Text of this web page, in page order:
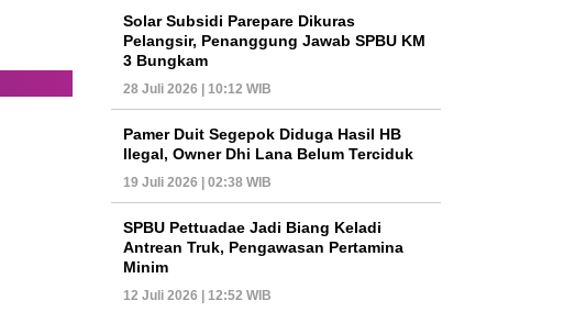
Solar Subsidi Parepare Dikuras
Pelangsir, Penanggung Jawab SPBU KM
3 Bungkam
28 Juli 2026 | 10:12 WIB
Pamer Duit Segepok Diduga Hasil HB
Ilegal, Owner Dhi Lana Belum Terciduk
19 Juli 2026 | 02:38 WIB
SPBU Pettuadae Jadi Biang Keladi
Antrean Truk, Pengawasan Pertamina
Minim
12 Juli 2026 | 12:52 WIB